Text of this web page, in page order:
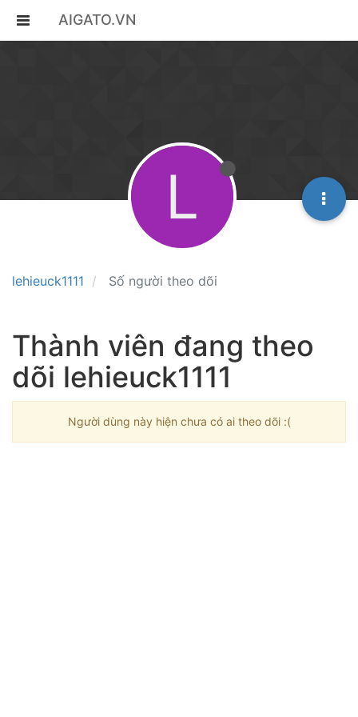
AIGATO.VN
lehieuck1111 Số người theo dõi
L
Thành viên đang theo
dõi lehieuck1111
Người dùng này hiện chưa có ai theo dõi :(